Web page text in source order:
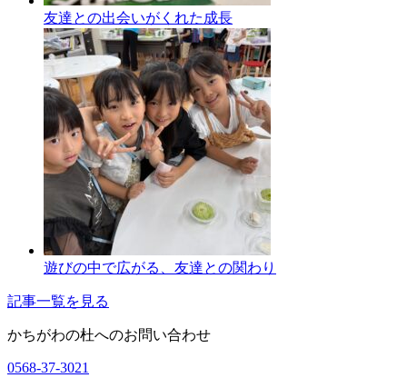
友達との出会いがくれた成長
遊びの中で広がる、友達との関わり
記事一覧を見る
かちがわの杜へのお問い合わせ
0568-37-3021